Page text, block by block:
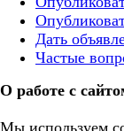
Дать
Частые
О работе с
Мы используем